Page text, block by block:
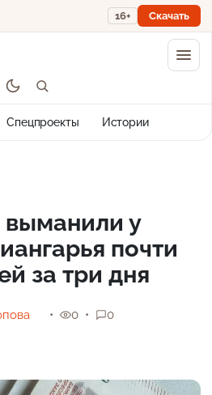
16+ Скачать
Спецпроекты Истории
у
почти
за три дня
0 0